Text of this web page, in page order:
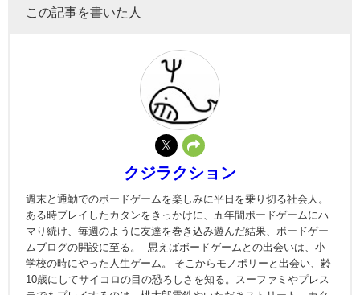
この記事を書いた人
クジラクション
週末と通勤でのボードゲームを楽しみに平日を乗り切る社会人。
ある時プレイしたカタンをきっかけに、五年間ボードゲームにハ
マり続け、毎週のように友達を巻き込み遊んだ結果、ボードゲー
ムブログの開設に至る。 思えばボードゲームとの出会いは、小
学校の時にやった人生ゲーム。 そこからモノポリーと出会い、齢
10歳にしてサイコロの目の恐ろしさを知る。スーファミやプレス